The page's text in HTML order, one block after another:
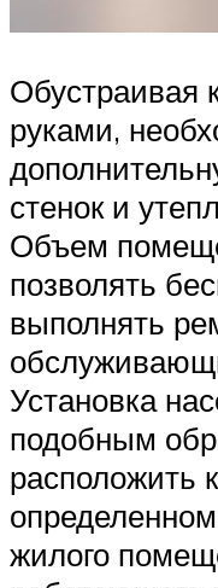
Обустраивая
руками,
стенок и
Объем
позволять
выполнять
Установка
подобным
расположить
жилого